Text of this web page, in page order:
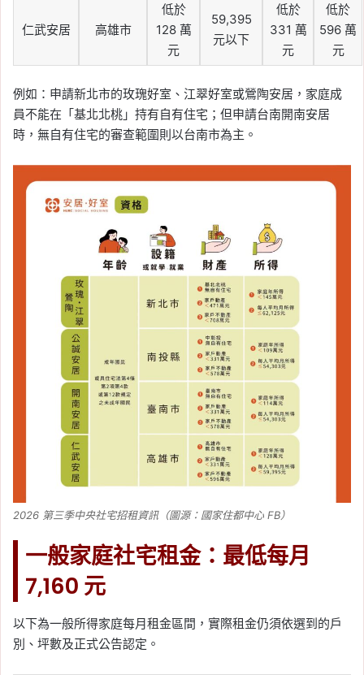
仁武安居 高雄市
低於
128 萬
元
59,395
元以下
低於
331 萬
元
低於
596 萬
元
例如：申請新北市的玫瑰好室、江翠好室或鶯陶安居，家庭成
員不能在「基北北桃」持有自有住宅；但申請台南開南安居
時，無自有住宅的審查範圍則以台南市為主。
2026 第三季中央社宅招租資訊（圖源：國家住都中心 FB）
一般家庭社宅租金：最低每月
7,160 元
以下為一般所得家庭每月租金區間，實際租金仍須依選到的戶
別、坪數及正式公告認定。